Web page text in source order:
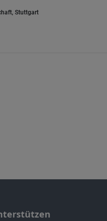
Stuttgart